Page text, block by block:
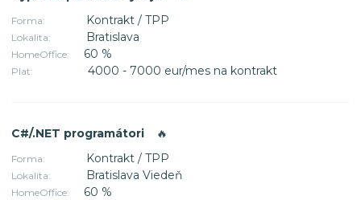
Forma: Kontrakt / TPP
Lokalita: Bratislava
HomeOffice: 60 %
Plat: 4000 - 7000 eur/mes na kontrakt
C#/.NET programátori 🔥
Forma: Kontrakt / TPP
Lokalita: Bratislava Viedeň
HomeOffice: 60 %